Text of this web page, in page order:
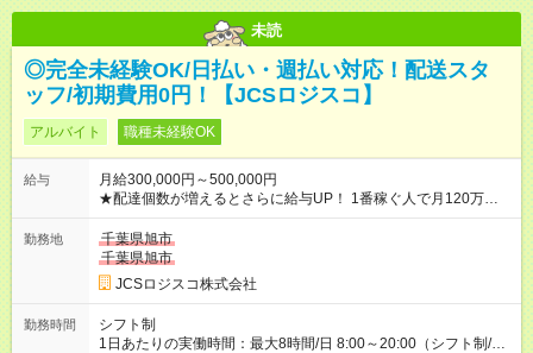
未読
◎完全未経験OK/日払い・週払い対応！配送スタ
ッフ/初期費用0円！【JCSロジスコ】
アルバイト 職種未経験OK
給与
月給300,000円～500,000円
★配達個数が増えるとさらに給与UP！ 1番稼ぐ人で月120万ほ
ど！ ・主要都市エリア 月収55万円／週5日稼働 月収65万~112
万円／週6日稼働 ・地方郊外エリア 月収40万円／週5日稼働 月
収40万円~50万円／週6日稼働 ＜モデルイメージ＞ ■月収50万
円 (27歳男性/江東区在住)※元建築関係 1日150個配達×25日勤務
(日休み) ■月収80万円(43歳男性/墨田区在住)※元営業 1日200個
勤務地
千葉県旭市
千葉県旭市
JCSロジスコ株式会社
勤務時間
シフト制
1日あたりの実働時間：最大8時間/日 8:00～20:00（シフト制/実